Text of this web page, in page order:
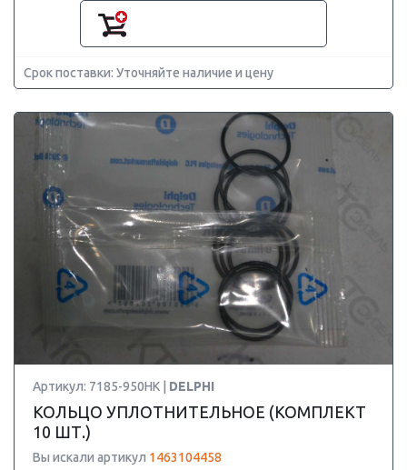
Срок поставки: Уточняйте наличие и цену
Артикул: 7185-950HK | DELPHI
КОЛЬЦО УПЛОТНИТЕЛЬНОЕ (КОМПЛЕКТ
10 ШТ.)
Вы искали артикул 1463104458